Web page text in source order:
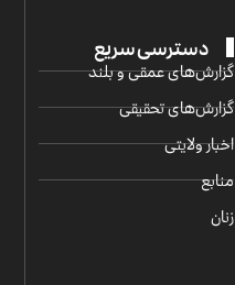
دسترسی سریع
گزارش‌‌های عمقی و بلند
گزارش‌های تحقیقی
اخبار ولایتی
منابع
زنان